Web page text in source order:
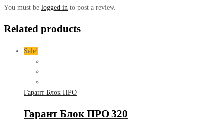
You must be logged in to post a review.
Related products
Sale!
Гарант Блок ПРО
Гарант Блок ПРО 320